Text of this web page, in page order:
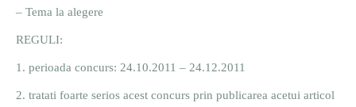
– Tema la alegere
REGULI:
1. perioada concurs: 24.10.2011 – 24.12.2011
2. tratati foarte serios acest concurs prin publicarea acetui articol